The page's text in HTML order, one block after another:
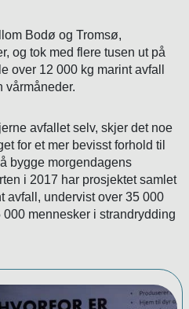
Bodø og Tromsø,
og tok med flere tusen ut på
over 12 000 kg marint avfall
vårmåneder.
avfallet selv, skjer det noe
for et mer bevisst forhold til
bygge morgendagens
i 2017 har prosjektet samlet
avfall, undervist over 35 000
mennesker i strandrydding